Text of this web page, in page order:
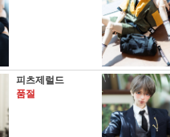
피츠제럴드
품절